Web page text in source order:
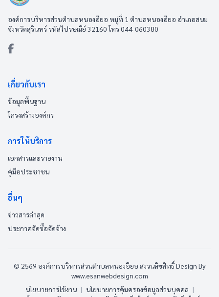
องค์การบริหารส่วนตำบลหนองอียอ หมู่ที่ 1 ตำบลหนองอียอ อำเภอสนม
จังหวัดสุรินทร์ รหัสไปรษณีย์ 32160 โทร 044-060380
เกี่ยวกับเรา
ข้อมูลพื้นฐาน
โครงสร้างองค์กร
การให้บริการ
เอกสารและรายงาน
คู่มือประชาชน
อื่นๆ
ข่าวสารล่าสุด
ประกาศจัดซื้อจัดจ้าง
© 2569 องค์การบริหารส่วนตำบลหนองอียอ สงวนลิขสิทธิ์Design By
www.esanwebdesign.com
นโยบายการใช้งาน | นโยบายการคุ้มครองข้อมูลส่วนบุคคล |